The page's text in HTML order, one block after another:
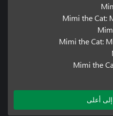
Mimi the Cat:
Mimi the Cat:
Mimi the
إلى أعلى